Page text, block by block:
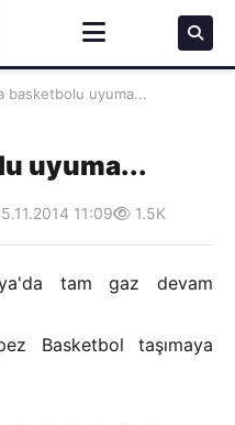
basketbolu uyuma...
uyuma...
11:09 1.5K
tam gaz devam
Basketbol taşımaya